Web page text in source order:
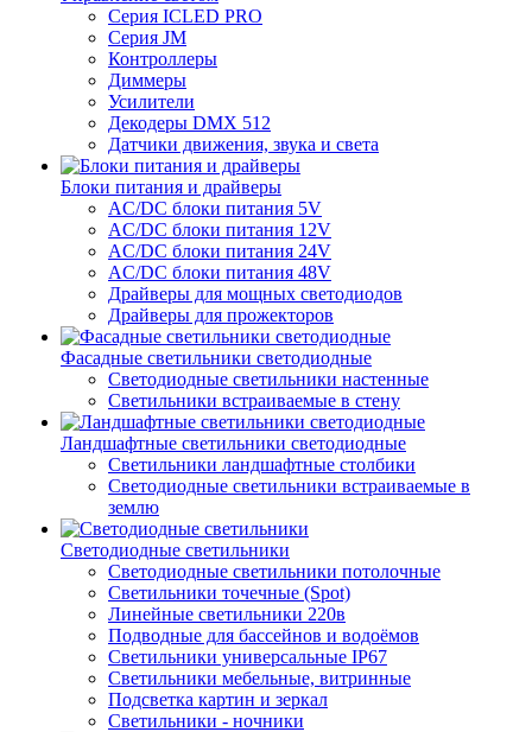
Серия ICLED PRO
Серия JM
Контроллеры
Диммеры
Усилители
Декодеры DMX 512
Датчики движения, звука и света
Блоки питания и драйверы
AC/DC блоки питания 5V
AC/DC блоки питания 12V
AC/DC блоки питания 24V
AC/DC блоки питания 48V
Драйверы для мощных светодиодов
Драйверы для прожекторов
Фасадные светильники светодиодные
Светодиодные светильники настенные
Светильники встраиваемые в стену
Ландшафтные светильники светодиодные
Светильники ландшафтные столбики
Светодиодные светильники встраиваемые в
землю
Светодиодные светильники
Светодиодные светильники потолочные
Светильники точечные (Spot)
Линейные светильники 220в
Подводные для бассейнов и водоёмов
Светильники универсальные IP67
Светильники мебельные, витринные
Подсветка картин и зеркал
Светильники - ночники